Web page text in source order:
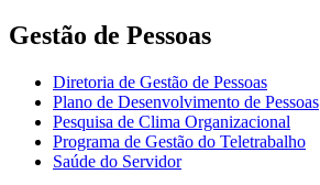
Gestão de Pessoas
Diretoria de Gestão de Pessoas
Plano de Desenvolvimento de Pessoas
Pesquisa de Clima Organizacional
Programa de Gestão do Teletrabalho
Saúde do Servidor